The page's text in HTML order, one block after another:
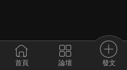
首頁 論壇 發文